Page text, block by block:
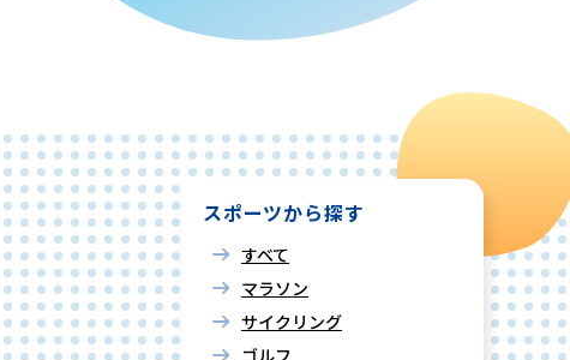
SPORTS
スポーツ観戦
CATEGORIES
その他の
カテゴリー
スポーツから探す
すべて
マラソン
サイクリング
ゴルフ